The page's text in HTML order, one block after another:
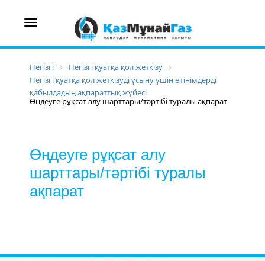
Toggle
Негізгі
Негізгі қуатқа қол жеткізу
Негізгі қуатқа қол жеткізуді ұсыну үшін өтінімдерді
қабылдадың ақпараттық жүйесі
Өңдеуге рұқсат алу шарттары/тәртібі туралы ақпарат
Өңдеуге рұқсат алу
шарттары/тәртібі туралы
ақпарат